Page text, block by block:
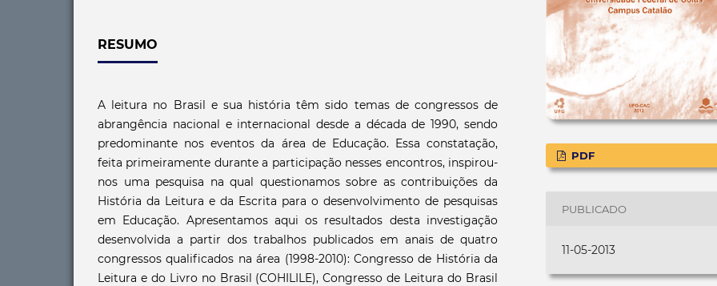
RESUMO
A leitura no Brasil e sua história têm sido temas de congressos de
abrangência nacional e internacional desde a década de 1990, sendo
predominante nos eventos da área de Educação. Essa constatação,
feita primeiramente durante a participação nesses encontros, inspirou-
nos uma pesquisa na qual questionamos sobre as contribuições da
História da Leitura e da Escrita para o desenvolvimento de pesquisas
em Educação. Apresentamos aqui os resultados desta investigação
desenvolvida a partir dos trabalhos publicados em anais de quatro
congressos qualificados na área (1998-2010): Congresso de História da
Leitura e do Livro no Brasil (COHILILE), Congresso de Leitura do Brasil
PDF
PUBLICADO
11-05-2013